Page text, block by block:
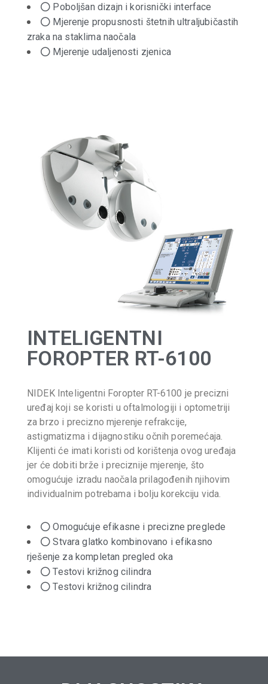
Poboljšan dizajn i korisnički interface
Mjerenje propusnosti štetnih ultraljubičastih
zraka na staklima naočala
Mjerenje udaljenosti zjenica
INTELIGENTNI
FOROPTER RT-6100
NIDEK Inteligentni Foropter RT-6100 je precizni
uređaj koji se koristi u oftalmologiji i optometriji
za brzo i precizno mjerenje refrakcije,
astigmatizma i dijagnostiku očnih poremećaja.
Klijenti će imati koristi od korištenja ovog uređaja
jer će dobiti brže i preciznije mjerenje, što
omogućuje izradu naočala prilagođenih njihovim
individualnim potrebama i bolju korekciju vida.
Omogućuje efikasne i precizne preglede
Stvara glatko kombinovano i efikasno
rješenje za kompletan pregled oka
Testovi križnog cilindra
Testovi križnog cilindra